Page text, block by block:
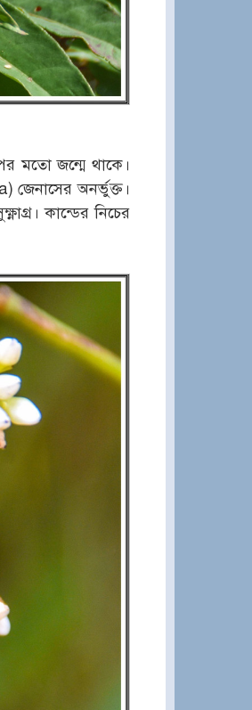
মতো জন্মে থাকে।
জেনাসের অনর্ভুক্ত।
কান্ডের নিচের